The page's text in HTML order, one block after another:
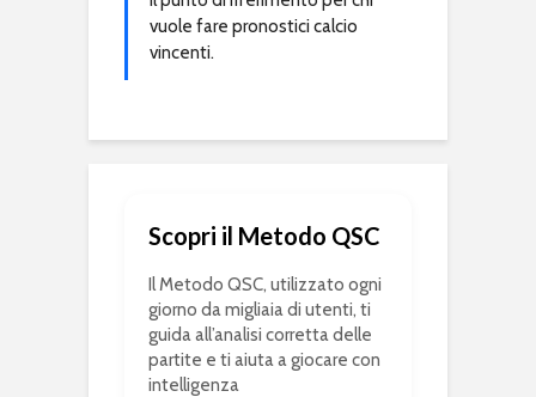
vuole fare pronostici calcio
vincenti.
Scopri il Metodo QSC
Il Metodo QSC, utilizzato ogni
giorno da migliaia di utenti, ti
guida all’analisi corretta delle
partite e ti aiuta a giocare con
intelligenza